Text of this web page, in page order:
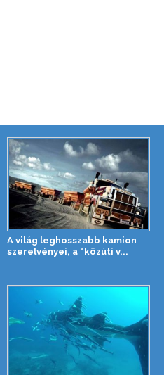
A világ leghosszabb kamion
szerelvényei, a “közúti v...